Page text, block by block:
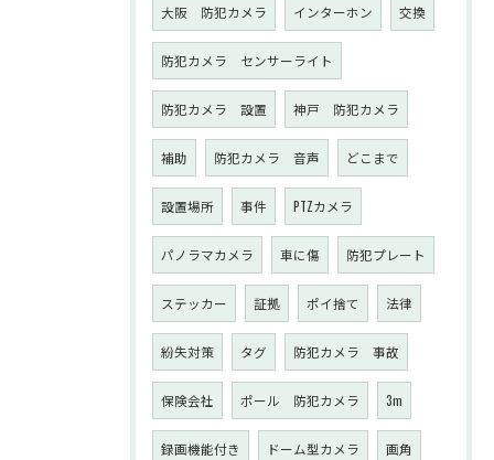
大阪 防犯カメラ インターホン 交換
防犯カメラ センサーライト
防犯カメラ 設置 神戸 防犯カメラ
補助 防犯カメラ 音声 どこまで
設置場所 事件 PTZカメラ
パノラマカメラ 車に傷 防犯プレート
ステッカー 証拠 ポイ捨て 法律
紛失対策 タグ 防犯カメラ 事故
保険会社 ポール 防犯カメラ 3m
録画機能付き ドーム型カメラ 画角